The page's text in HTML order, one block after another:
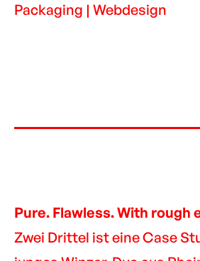
Packaging | Webdesign
Pure. Flawless. With rough
Zwei Drittel ist eine Case